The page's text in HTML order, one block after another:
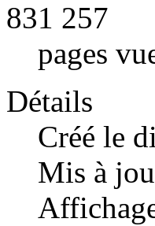
831 257
pages
Détails
Créé le
Mis à